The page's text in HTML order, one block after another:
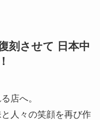
刻させて 日本中
店へ。
人々の笑顔を再び作